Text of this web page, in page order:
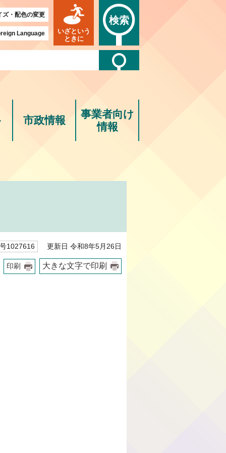
ズ・配色の変更
Language
いざという
ときに
検索
市政情報
事業者向け
情報
1027616 更新日 令和8年5月26日
印刷 大きな文字で印刷